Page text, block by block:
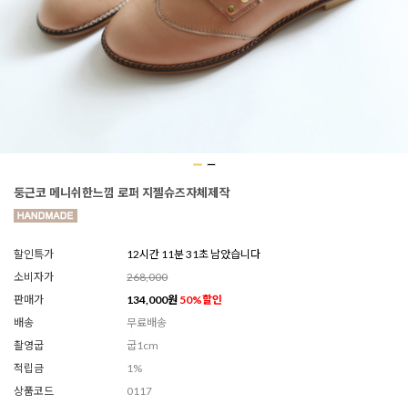
둥근코 메니쉬한느낌 로퍼 지젤슈즈자체제작
할인특가
12시간 11분 29초 남았습니다
소비자가
268,000
판매가
134,000원 50%할인
배송
무료배송
촬영굽
굽1cm
적립금
1%
상품코드
0117